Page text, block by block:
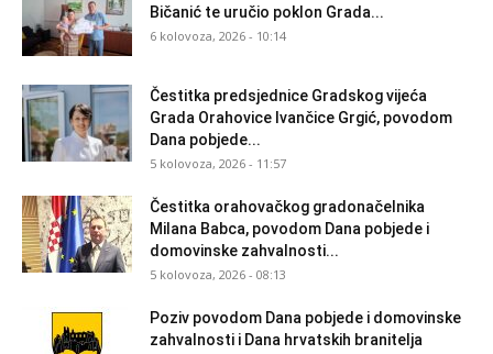
Bičanić te uručio poklon Grada...
6 kolovoza, 2026 - 10:14
Čestitka predsjednice Gradskog vijeća
Grada Orahovice Ivančice Grgić, povodom
Dana pobjede...
5 kolovoza, 2026 - 11:57
Čestitka orahovačkog gradonačelnika
Milana Babca, povodom Dana pobjede i
domovinske zahvalnosti...
5 kolovoza, 2026 - 08:13
Poziv povodom Dana pobjede i domovinske
zahvalnosti i Dana hrvatskih branitelja